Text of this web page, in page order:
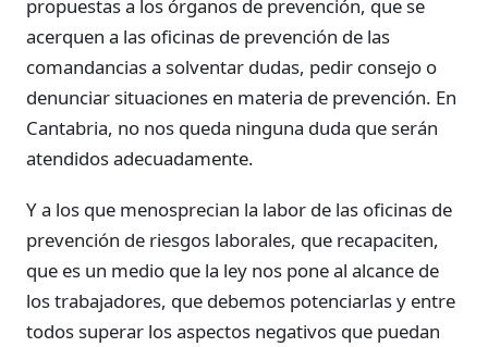
propuestas a los órganos de prevención, que se
acerquen a las oficinas de prevención de las
comandancias a solventar dudas, pedir consejo o
denunciar situaciones en materia de prevención. En
Cantabria, no nos queda ninguna duda que serán
atendidos adecuadamente.
Y a los que menosprecian la labor de las oficinas de
prevención de riesgos laborales, que recapaciten,
que es un medio que la ley nos pone al alcance de
los trabajadores, que debemos potenciarlas y entre
todos superar los aspectos negativos que puedan